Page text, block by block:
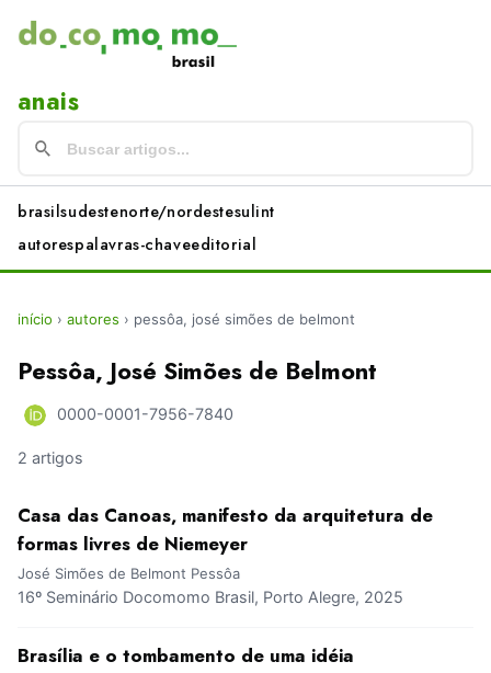
anais
brasilsudestenorte/nordestesulint
autorespalavras-chaveeditorial
início › autores › pessôa, josé simões de belmont
Pessôa, José Simões de Belmont
0000-0001-7956-7840
2 artigos
Casa das Canoas, manifesto da arquitetura de
formas livres de Niemeyer
José Simões de Belmont Pessôa
16º Seminário Docomomo Brasil, Porto Alegre, 2025
Brasília e o tombamento de uma idéia